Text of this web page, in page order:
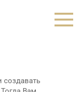
создавать